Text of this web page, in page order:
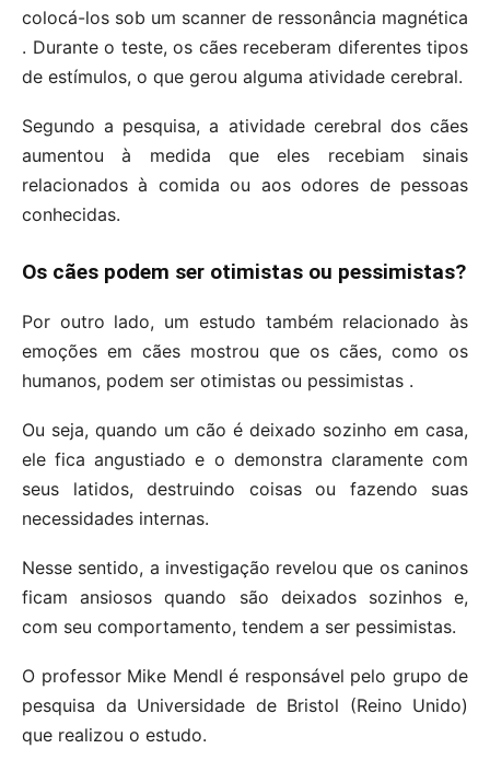
colocá-los sob um scanner de ressonância magnética
. Durante o teste, os cães receberam diferentes tipos
de estímulos, o que gerou alguma atividade cerebral.
Segundo a pesquisa, a atividade cerebral dos cães
aumentou à medida que eles recebiam sinais
relacionados à comida ou aos odores de pessoas
conhecidas.
Os cães podem ser otimistas ou pessimistas?
Por outro lado, um estudo também relacionado às
emoções em cães mostrou que os cães, como os
humanos, podem ser otimistas ou pessimistas .
Ou seja, quando um cão é deixado sozinho em casa,
ele fica angustiado e o demonstra claramente com
seus latidos, destruindo coisas ou fazendo suas
necessidades internas.
Nesse sentido, a investigação revelou que os caninos
ficam ansiosos quando são deixados sozinhos e,
com seu comportamento, tendem a ser pessimistas.
O professor Mike Mendl é responsável pelo grupo de
pesquisa da Universidade de Bristol (Reino Unido)
que realizou o estudo.